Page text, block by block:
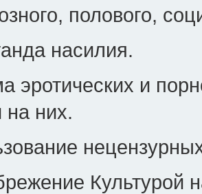
полового,
насилия.
эротических и
на них.
Культурой